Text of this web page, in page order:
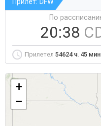
Прилет: DFW
По
20:38
Прилетел 54624 ч. 45
+
−